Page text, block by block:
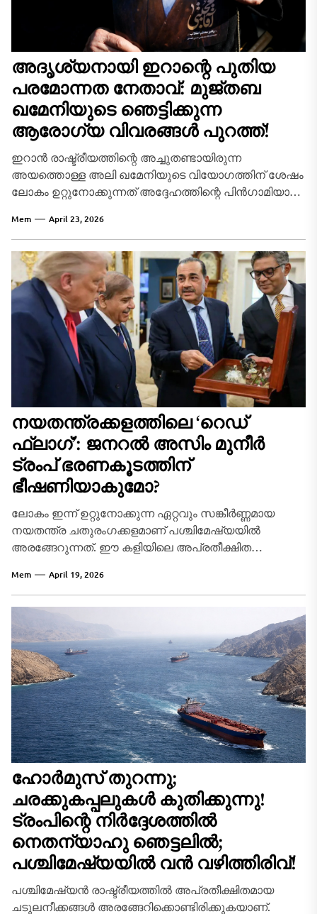
അദൃശ്യനായി ഇറാന്റെ പുതിയ
പരമോന്നത നേതാവ്: മുജ്തബ
ഖമേനിയുടെ ഞെട്ടിക്കുന്ന
ആരോഗ്യ വിവരങ്ങൾ പുറത്ത്!
ഇറാൻ രാഷ്ട്രീയത്തിന്റെ അച്ചുതണ്ടായിരുന്ന
അയത്തൊള്ള അലി ഖമേനിയുടെ വിയോഗത്തിന് ശേഷം
ലോകം ഉറ്റുനോക്കുന്നത് അദ്ദേഹത്തിന്റെ പിൻഗാമിയായി
അമേരിക്കയുടെയും ഇസ്രായേലിന്റെയും സംയുക്ത
ആക്രമണത്തിൽ അലി...
Mem April 23, 2026
നയതന്ത്രക്കളത്തിലെ ‘റെഡ്
ഫ്ലാഗ്’: ജനറൽ അസിം മുനീർ
ട്രംപ് ഭരണകൂടത്തിന്
ഭീഷണിയാകുമോ?
ലോകം ഇന്ന് ഉറ്റുനോക്കുന്ന ഏറ്റവും സങ്കീർണ്ണമായ
നയതന്ത്ര ചതുരംഗക്കളമാണ് പശ്ചിമേഷ്യയിൽ
അരങ്ങേറുന്നത്. ഈ കളിയിലെ അപ്രതീക്ഷിത
ജനറൽ അസിം മുനീർ മാറുമ്പോൾ,...
Mem April 19, 2026
ഹോർമുസ് തുറന്നു;
ചരക്കുകപ്പലുകൾ കുതിക്കുന്നു!
ട്രംപിന്റെ നിർദ്ദേശത്തിൽ
നെതന്യാഹു ഞെട്ടലിൽ;
പശ്ചിമേഷ്യയിൽ വൻ വഴിത്തിരിവ്!
പശ്ചിമേഷ്യൻ രാഷ്ട്രീയത്തിൽ അപ്രതീക്ഷിതമായ
ചടുലനീക്കങ്ങൾ അരങ്ങേറിക്കൊണ്ടിരിക്കുകയാണ്.